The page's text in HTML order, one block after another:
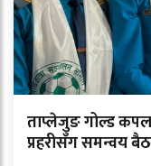
ताप्लेजुङ गोल्ड
प्रहरीसँग समन्वय